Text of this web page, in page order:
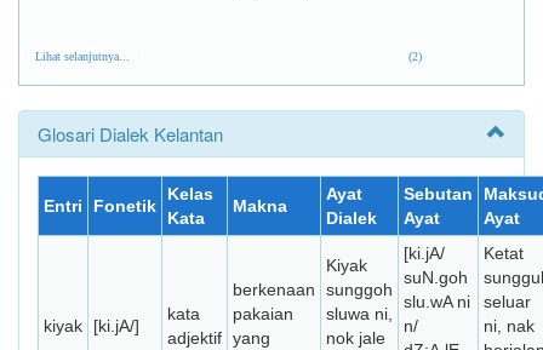
Lihat selanjutnya... (2)
Glosari Dialek Kelantan
Entri Fonetik
Kelas
Kata
Makna
Ayat
Dialek
Sebutan
Ayat
Ayat
kiyak [ki.jA/]
kata
adjektif
berkenaan
pakaian
yang
Kiyak
sunggoh
sluwa ni,
nok jale
[ki.jA/
suN.goh
slu.wA ni
n/
Ketat
seluar
ni, nak